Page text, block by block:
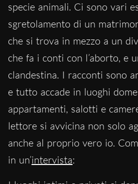
specie animali. Ci sono vari
sgretolamento di un
che si trova in mezzo a un
che fa i conti con l’aborto, e
clandestina. I racconti sono
e tutto accade in luoghi
appartamenti, salotti e
lettore si avvicina non solo
anche al proprio vero io.
in un’intervista: